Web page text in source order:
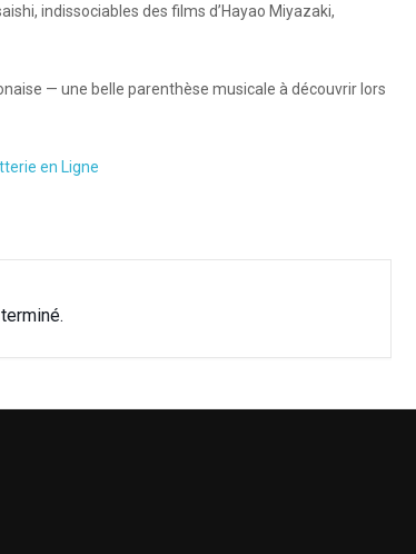
indissociables des films d’Hayao Miyazaki,
— une belle parenthèse musicale à découvrir lors
en Ligne